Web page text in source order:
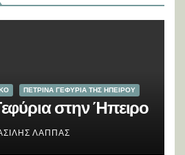
ΠΕΤΡΙΝΑ ΓΕΦΥΡΙΑ ΤΗΣ ΗΠΕΙΡΟΥ
στην Ήπειρο
ΛΆΠΠΑΣ